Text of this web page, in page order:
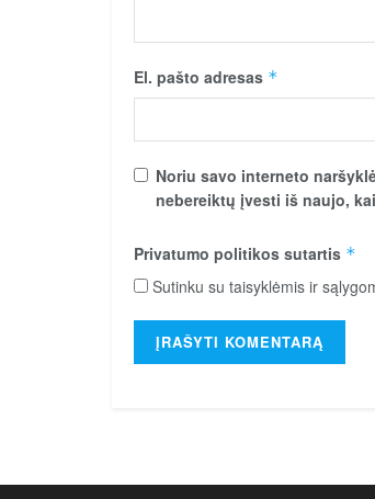
El. pašto adresas *
Noriu savo interneto
nebereiktų įvesti iš naujo,
Privatumo politikos sutartis *
Sutinku su taisyklėmis ir